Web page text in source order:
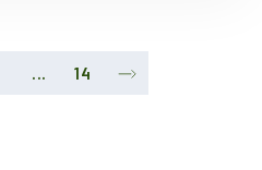
... 14